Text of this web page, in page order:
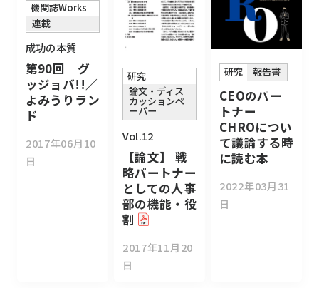
機関誌Works
連載
成功の本質
第90回 グ
ッジョバ!!／
よみうりラン
ド
2017年06月10
日
研究
論文・ディス
カッションペ
ーパー
Vol.12
【論文】 戦
略パートナー
としての人事
部の機能・役
割
2017年11月20
日
研究 報告書
CEOのパー
トナー
CHROについ
て議論する時
に読む本
2022年03月31
日